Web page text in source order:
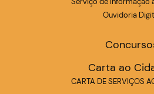
Ouvidoria
Carta ao
CARTA DE SERVIÇOS